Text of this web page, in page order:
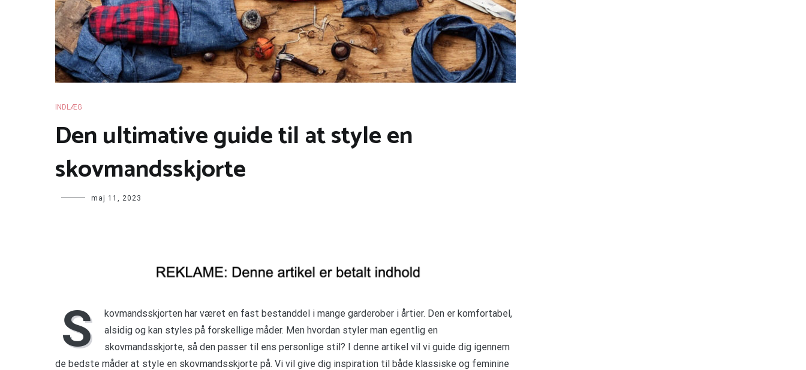
INDLÆG
Den ultimative guide til at style en
skovmandsskjorte
maj 11, 2023
S
kovmandsskjorten har været en fast bestanddel i mange garderober i årtier. Den er komfortabel,
alsidig og kan styles på forskellige måder. Men hvordan styler man egentlig en
skovmandsskjorte, så den passer til ens personlige stil? I denne artikel vil vi guide dig igennem
de bedste måder at style en skovmandsskjorte på. Vi vil give dig inspiration til både klassiske og feminine